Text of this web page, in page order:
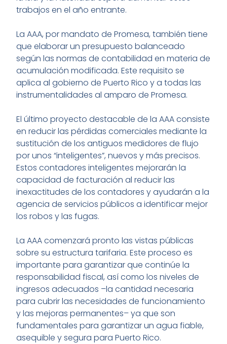
trabajos en el año entrante.
La AAA, por mandato de Promesa, también tiene
que elaborar un presupuesto balanceado
según las normas de contabilidad en materia de
acumulación modificada. Este requisito se
aplica al gobierno de Puerto Rico y a todas las
instrumentalidades al amparo de Promesa.
El último proyecto destacable de la AAA consiste
en reducir las pérdidas comerciales mediante la
sustitución de los antiguos medidores de flujo
por unos “inteligentes”, nuevos y más precisos.
Estos contadores inteligentes mejorarán la
capacidad de facturación al reducir las
inexactitudes de los contadores y ayudarán a la
agencia de servicios públicos a identificar mejor
los robos y las fugas.
La AAA comenzará pronto las vistas públicas
sobre su estructura tarifaria. Este proceso es
importante para garantizar que continúe la
responsabilidad fiscal, así como los niveles de
ingresos adecuados –la cantidad necesaria
para cubrir las necesidades de funcionamiento
y las mejoras permanentes– ya que son
fundamentales para garantizar un agua fiable,
asequible y segura para Puerto Rico.